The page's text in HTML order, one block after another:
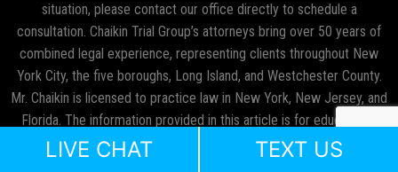
situation, please contact our office directly to schedule a
consultation. Chaikin Trial Group’s attorneys bring over 50 years of
combined legal experience, representing clients throughout New
York City, the five boroughs, Long Island, and Westchester County.
Mr. Chaikin is licensed to practice law in New York, New Jersey, and
Florida. The information provided in this article is for educational
purposes only and should not be considered legal advice. Reading
LIVE CHAT TEXT US